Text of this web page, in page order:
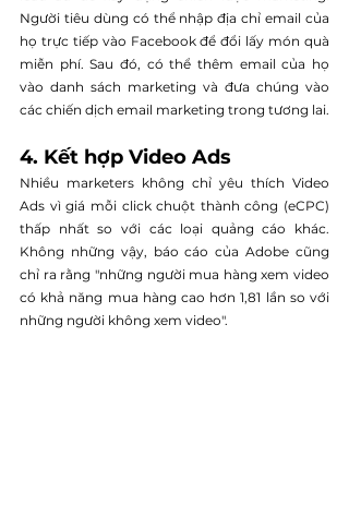
Người tiêu dùng có thể nhập địa chỉ email của
họ trực tiếp vào Facebook để đổi lấy món quà
miễn phí. Sau đó, có thể thêm email của họ
vào danh sách marketing và đưa chúng vào
các chiến dịch email marketing trong tương lai.
4. Kết hợp Video Ads
Nhiều marketers không chỉ yêu thích Video
Ads vì giá mỗi click chuột thành công (eCPC)
thấp nhất so với các loại quảng cáo khác.
Không những vậy, báo cáo của Adobe cũng
chỉ ra rằng "những người mua hàng xem video
có khả năng mua hàng cao hơn 1,81 lần so với
những người không xem video".